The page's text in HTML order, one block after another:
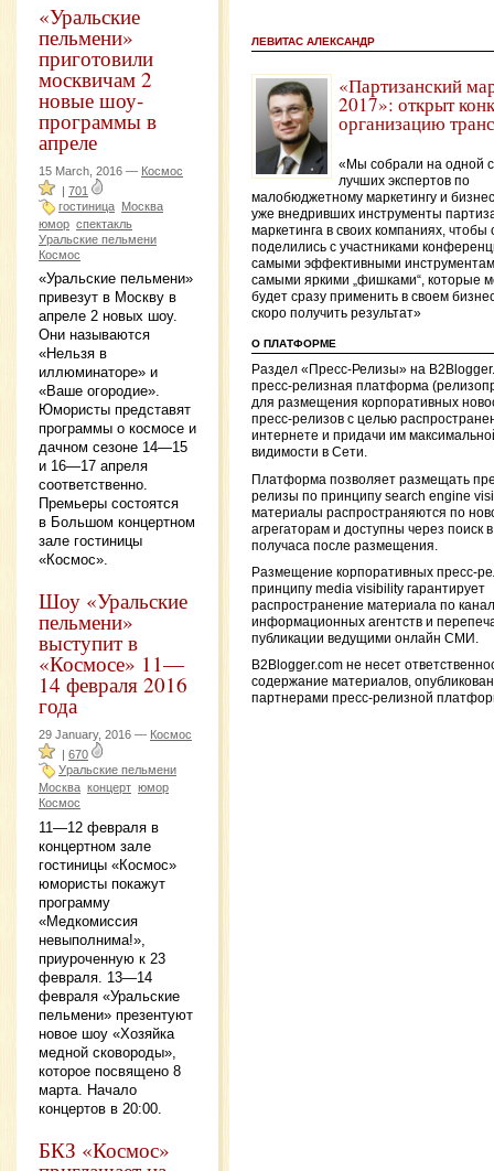
«Уральские
пельмени»
приготовили
москвичам 2
новые шоу-
программы в
апреле
15 March, 2016 — Космос
| 701
гостиница Москва
юмор спектакль
Уральские пельмени
Космос
«Уральские пельмени»
привезут в Москву в
апреле 2 новых шоу.
Они называются
«Нельзя в
иллюминаторе» и
«Ваше огородие».
Юмористы представят
программы о космосе и
дачном сезоне 14—15
и 16—17 апреля
соответственно.
Премьеры состоятся
в Большом концертном
зале гостиницы
«Космос».
Шоу «Уральские
пельмени»
выступит в
«Космосе» 11—
14 февраля 2016
года
29 January, 2016 — Космос
| 670
Уральские пельмени
Москва концерт юмор
Космос
11—12 февраля в
концертном зале
гостиницы «Космос»
юмористы покажут
программу
«Медкомиссия
невыполнима!»,
приуроченную к 23
февраля. 13—14
февраля «Уральские
пельмени» презентуют
новое шоу «Хозяйка
медной сковороды»,
которое посвящено 8
марта. Начало
концертов в 20:00.
БКЗ «Космос»
ЛЕВИТАС АЛЕКСАНДР
«Партизанский
2017»: открыт
организацию
«Мы собрали на одной
лучших экспертов по
малобюджетному маркетингу и
уже внедривших инструменты
маркетинга в своих компаниях, чтобы
поделились с участниками
самыми эффективными
самыми яркими „фишками“, которые
будет сразу применить в своем
скоро получить результат»
О ПЛАТФОРМЕ
Раздел «Пресс-Релизы» на
пресс-релизная платформа
для размещения корпоративных
пресс-релизов с целью
интернете и придачи им
видимости в Сети.
Платформа позволяет размещать
релизы по принципу search engine
материалы распространяются по
агрегаторам и доступны через поиск
получаса после размещения.
Размещение корпоративных пресс-
принципу media visibility гарантирует
распространение материала по
информационных агентств и
публикации ведущими онлайн СМИ.
B2Blogger.com не несет
содержание материалов,
партнерами пресс-релизной